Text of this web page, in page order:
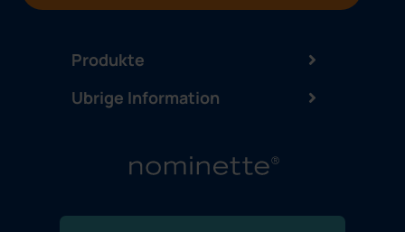
Produkte
Ubrige Information